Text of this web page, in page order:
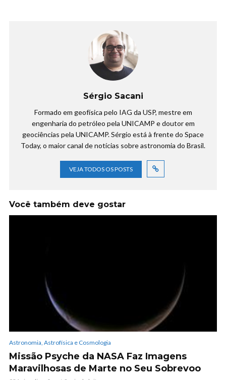
Sérgio Sacani
Formado em geofísica pelo IAG da USP, mestre em
engenharia do petróleo pela UNICAMP e doutor em
geociências pela UNICAMP. Sérgio está à frente do Space
Today, o maior canal de notícias sobre astronomia do Brasil.
VEJA TODOS OS POSTS
Você também deve gostar
Astronomia, Astrofísica e Cosmologia
Missão Psyche da NASA Faz Imagens
Maravilhosas de Marte no Seu Sobrevoo